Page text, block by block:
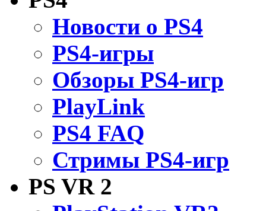
Новости о PS4
PS4-игры
Обзоры PS4-игр
PlayLink
PS4 FAQ
Стримы PS4-игр
PS VR 2